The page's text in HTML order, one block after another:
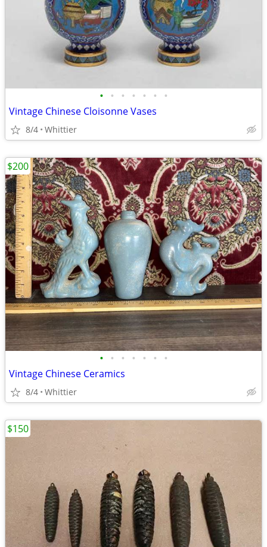
• • • • • • •
Vintage Chinese Cloisonne Vases
8/4 Whittier
• • • • • • •
Vintage Chinese Ceramics
8/4 Whittier
$200
$150